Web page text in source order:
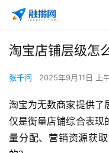
淘宝店铺层级怎
张千问 2025年9月11日 上
淘宝为无数商家提供了
仅是衡量店铺综合表现
量分配、营销资源获